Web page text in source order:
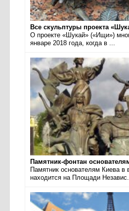
Все скульптуры проекта
О проекте «Шукай» («Ищи»)
январе 2018 года, когда в ...
Памятник-фонтан
Памятник основателям Киева в
находится на Площади Независ...